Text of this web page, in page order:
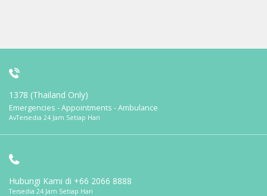
1378 (Thailand Only)
Emergencies - Appointments - Ambulance
AvTersedia 24 Jam Setiap Hari
Hubungi Kami di +66 2066 8888
Tersedia 24 Jam Setiap Hari